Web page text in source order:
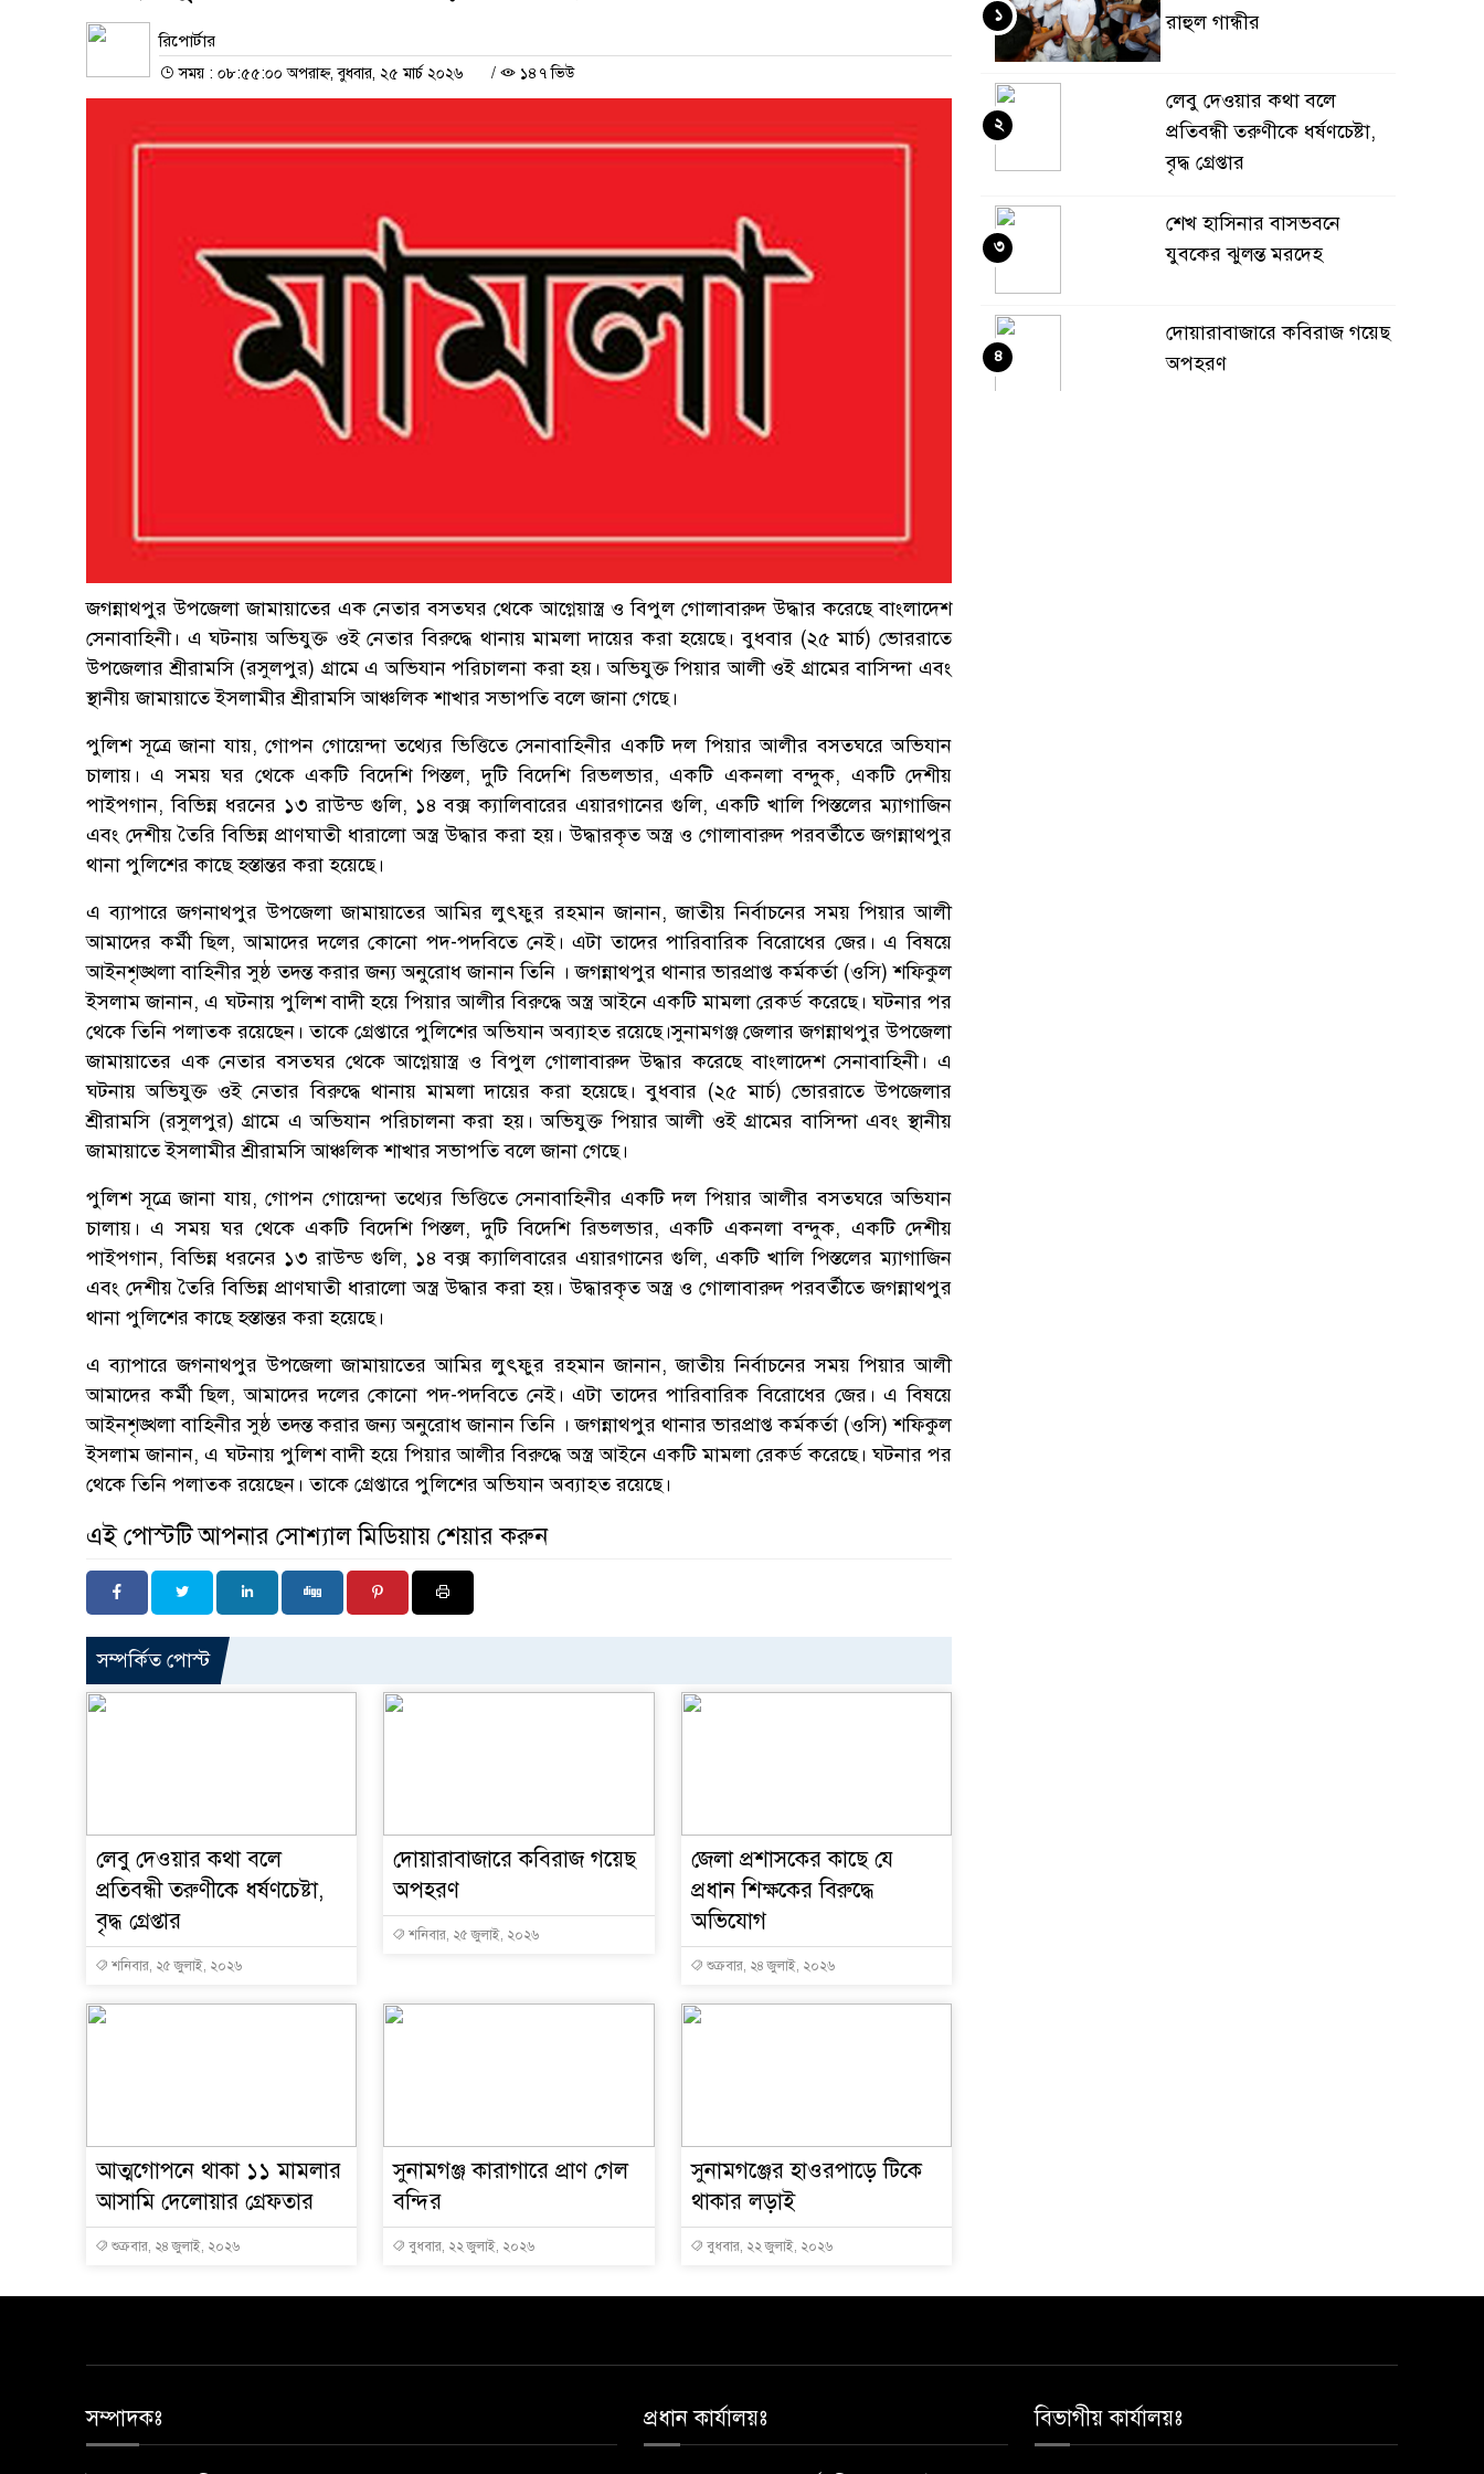
রিপোর্টার
সময় : ০৮:৫৫:০০ অপরাহ্ন, বুধবার, ২৫ মার্চ ২০২৬ / ১৪৭ ভিউ
জগন্নাথপুর উপজেলা জামায়াতের এক নেতার বসতঘর থেকে আগ্নেয়াস্ত্র ও বিপুল গোলাবারুদ উদ্ধার করেছে বাংলাদেশ
সেনাবাহিনী। এ ঘটনায় অভিযুক্ত ওই নেতার বিরুদ্ধে থানায় মামলা দায়ের করা হয়েছে। বুধবার (২৫ মার্চ) ভোররাতে
উপজেলার শ্রীরামসি (রসুলপুর) গ্রামে এ অভিযান পরিচালনা করা হয়। অভিযুক্ত পিয়ার আলী ওই গ্রামের বাসিন্দা এবং
স্থানীয় জামায়াতে ইসলামীর শ্রীরামসি আঞ্চলিক শাখার সভাপতি বলে জানা গেছে।
পুলিশ সূত্রে জানা যায়, গোপন গোয়েন্দা তথ্যের ভিত্তিতে সেনাবাহিনীর একটি দল পিয়ার আলীর বসতঘরে অভিযান
চালায়। এ সময় ঘর থেকে একটি বিদেশি পিস্তল, দুটি বিদেশি রিভলভার, একটি একনলা বন্দুক, একটি দেশীয়
পাইপগান, বিভিন্ন ধরনের ১৩ রাউন্ড গুলি, ১৪ বক্স ক্যালিবারের এয়ারগানের গুলি, একটি খালি পিস্তলের ম্যাগাজিন
এবং দেশীয় তৈরি বিভিন্ন প্রাণঘাতী ধারালো অস্ত্র উদ্ধার করা হয়। উদ্ধারকৃত অস্ত্র ও গোলাবারুদ পরবর্তীতে জগন্নাথপুর
থানা পুলিশের কাছে হস্তান্তর করা হয়েছে।
এ ব্যাপারে জগনাথপুর উপজেলা জামায়াতের আমির লুৎফুর রহমান জানান, জাতীয় নির্বাচনের সময় পিয়ার আলী
আমাদের কর্মী ছিল, আমাদের দলের কোনো পদ-পদবিতে নেই। এটা তাদের পারিবারিক বিরোধের জের। এ বিষয়ে
আইনশৃঙ্খলা বাহিনীর সুষ্ঠ তদন্ত করার জন্য অনুরোধ জানান তিনি । জগন্নাথপুর থানার ভারপ্রাপ্ত কর্মকর্তা (ওসি) শফিকুল
ইসলাম জানান, এ ঘটনায় পুলিশ বাদী হয়ে পিয়ার আলীর বিরুদ্ধে অস্ত্র আইনে একটি মামলা রেকর্ড করেছে। ঘটনার পর
থেকে তিনি পলাতক রয়েছেন। তাকে গ্রেপ্তারে পুলিশের অভিযান অব্যাহত রয়েছে।সুনামগঞ্জ জেলার জগন্নাথপুর উপজেলা
জামায়াতের এক নেতার বসতঘর থেকে আগ্নেয়াস্ত্র ও বিপুল গোলাবারুদ উদ্ধার করেছে বাংলাদেশ সেনাবাহিনী। এ
ঘটনায় অভিযুক্ত ওই নেতার বিরুদ্ধে থানায় মামলা দায়ের করা হয়েছে। বুধবার (২৫ মার্চ) ভোররাতে উপজেলার
শ্রীরামসি (রসুলপুর) গ্রামে এ অভিযান পরিচালনা করা হয়। অভিযুক্ত পিয়ার আলী ওই গ্রামের বাসিন্দা এবং স্থানীয়
জামায়াতে ইসলামীর শ্রীরামসি আঞ্চলিক শাখার সভাপতি বলে জানা গেছে।
পুলিশ সূত্রে জানা যায়, গোপন গোয়েন্দা তথ্যের ভিত্তিতে সেনাবাহিনীর একটি দল পিয়ার আলীর বসতঘরে অভিযান
চালায়। এ সময় ঘর থেকে একটি বিদেশি পিস্তল, দুটি বিদেশি রিভলভার, একটি একনলা বন্দুক, একটি দেশীয়
পাইপগান, বিভিন্ন ধরনের ১৩ রাউন্ড গুলি, ১৪ বক্স ক্যালিবারের এয়ারগানের গুলি, একটি খালি পিস্তলের ম্যাগাজিন
এবং দেশীয় তৈরি বিভিন্ন প্রাণঘাতী ধারালো অস্ত্র উদ্ধার করা হয়। উদ্ধারকৃত অস্ত্র ও গোলাবারুদ পরবর্তীতে জগন্নাথপুর
থানা পুলিশের কাছে হস্তান্তর করা হয়েছে।
এ ব্যাপারে জগনাথপুর উপজেলা জামায়াতের আমির লুৎফুর রহমান জানান, জাতীয় নির্বাচনের সময় পিয়ার আলী
আমাদের কর্মী ছিল, আমাদের দলের কোনো পদ-পদবিতে নেই। এটা তাদের পারিবারিক বিরোধের জের। এ বিষয়ে
আইনশৃঙ্খলা বাহিনীর সুষ্ঠ তদন্ত করার জন্য অনুরোধ জানান তিনি । জগন্নাথপুর থানার ভারপ্রাপ্ত কর্মকর্তা (ওসি) শফিকুল
ইসলাম জানান, এ ঘটনায় পুলিশ বাদী হয়ে পিয়ার আলীর বিরুদ্ধে অস্ত্র আইনে একটি মামলা রেকর্ড করেছে। ঘটনার পর
থেকে তিনি পলাতক রয়েছেন। তাকে গ্রেপ্তারে পুলিশের অভিযান অব্যাহত রয়েছে।
এই পোস্টটি আপনার সোশ্যাল মিডিয়ায় শেয়ার করুন
সম্পর্কিত পোস্ট
লেবু দেওয়ার কথা বলে
প্রতিবন্ধী তরুণীকে ধর্ষণচেষ্টা,
বৃদ্ধ গ্রেপ্তার
শনিবার, ২৫ জুলাই, ২০২৬
দোয়ারাবাজারে কবিরাজ গয়েছ
অপহরণ
শনিবার, ২৫ জুলাই, ২০২৬
জেলা প্রশাসকের কাছে যে
প্রধান শিক্ষকের বিরুদ্ধে
অভিযোগ
শুক্রবার, ২৪ জুলাই, ২০২৬
আত্মগোপনে থাকা ১১ মামলার
আসামি দেলোয়ার গ্রেফতার
শুক্রবার, ২৪ জুলাই, ২০২৬
সুনামগঞ্জ কারাগারে প্রাণ গেল
বন্দির
বুধবার, ২২ জুলাই, ২০২৬
সুনামগঞ্জের হাওরপাড়ে টিকে
থাকার লড়াই
বুধবার, ২২ জুলাই, ২০২৬
রাহুল গান্ধীর
১
লেবু দেওয়ার কথা বলে
প্রতিবন্ধী তরুণীকে ধর্ষণচেষ্টা,
বৃদ্ধ গ্রেপ্তার
২
শেখ হাসিনার বাসভবনে
যুবকের ঝুলন্ত মরদেহ
৩
দোয়ারাবাজারে কবিরাজ গয়েছ
অপহরণ
৪
সম্পাদকঃ প্রধান কার্যালয়ঃ বিভাগীয় কার্যালয়ঃ